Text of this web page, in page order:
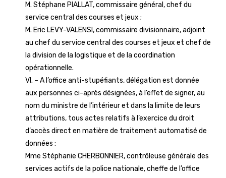
M. Stéphane PIALLAT, commissaire général, chef du
service central des courses et jeux ;
M. Eric LEVY-VALENSI, commissaire divisionnaire, adjoint
au chef du service central des courses et jeux et chef de
la division de la logistique et de la coordination
opérationnelle.
VI. – A l’office anti-stupéfiants, délégation est donnée
aux personnes ci-après désignées, à l’effet de signer, au
nom du ministre de l’intérieur et dans la limite de leurs
attributions, tous actes relatifs à l’exercice du droit
d’accès direct en matière de traitement automatisé de
données :
Mme Stéphanie CHERBONNIER, contrôleuse générale des
services actifs de la police nationale, cheffe de l’office